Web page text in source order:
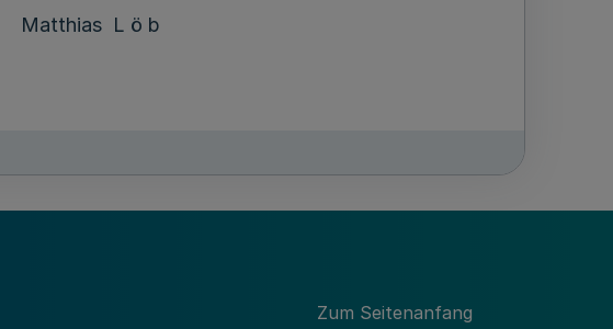
Matthias L ö b
Zum Seitenanfang